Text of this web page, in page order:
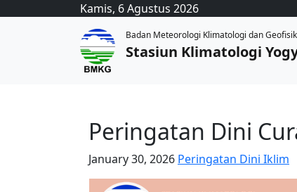
Kamis, 6 Agustus 2026
Badan Meteorologi Klimatologi dan
Stasiun Klimatologi
Peringatan Dini
January 30, 2026 Peringatan Dini Iklim